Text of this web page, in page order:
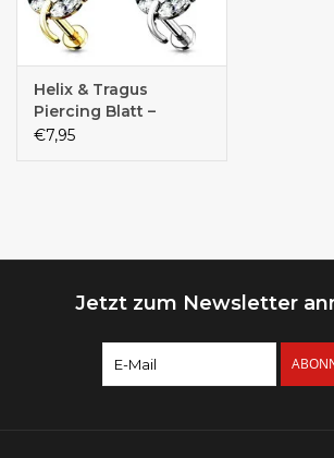
Helix & Tragus
Piercing Blatt –
Chirurgenstahl 316L,
€7,95
Jetzt zum Newsletter